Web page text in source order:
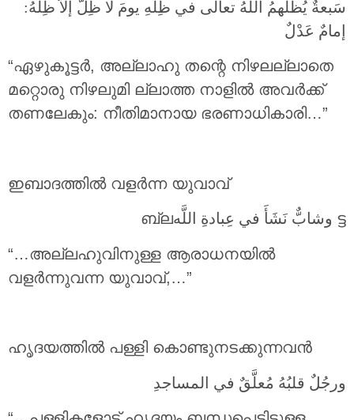
سَبعةٌ يُظلُّهمُ اللَّهُ تعالى في ظِلِّهِ يومَ لا ظِلَّ إلاّ ظِلّهُ:
إمامٌ عَدْلٌ
“ഏഴുകൂട്ടർ, അല്ലാഹു തന്റെ നിഴലല്ലാതെ
മറ്റൊരു നിഴലുമി ല്ലാത്ത നാളിൽ അവർക്ക്
തണലേകും: നീതിമാനായ ഭരണാധികാരി…”
ഇബാദത്തിൽ വളർന്ന യുവാവ്
ട്ട وشابٌّ نَشَأَ في عِبادةِ اللَّهബ്ല
“…അല്ലഹുവിനുള്ള ആരാധനയിൽ
വളർന്നുവന്ന യുവാവ്,…”
ഹൃദയത്തിൽ പള്ളി കൊണ്ടുനടക്കുന്നവൻ
ورجُلٌ قلبُهُ مُعلَّقٌ في المساجدِ